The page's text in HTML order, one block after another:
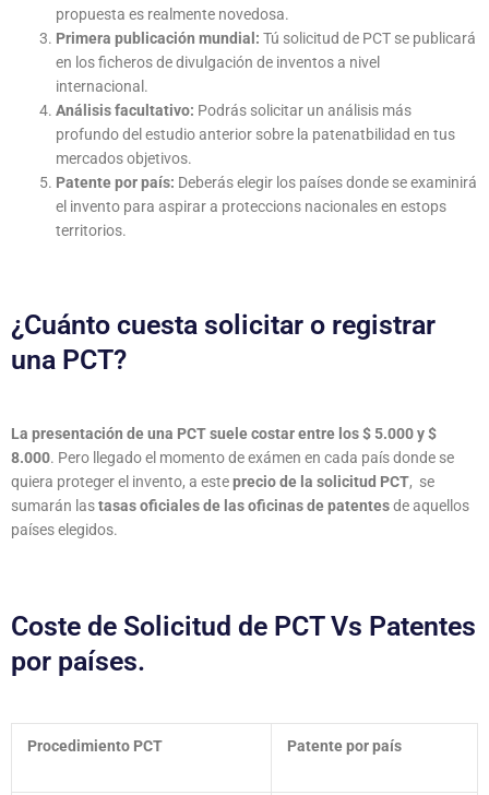
propuesta es realmente novedosa.
Primera publicación mundial: Tú solicitud de PCT se publicará
en los ficheros de divulgación de inventos a nivel
internacional.
Análisis facultativo: Podrás solicitar un análisis más
profundo del estudio anterior sobre la patenatbilidad en tus
mercados objetivos.
Patente por país: Deberás elegir los países donde se examinirá
el invento para aspirar a proteccions nacionales en estops
territorios.
¿Cuánto cuesta solicitar o registrar
una PCT?
La presentación de una PCT suele costar entre los $ 5.000 y $
8.000. Pero llegado el momento de exámen en cada país donde se
quiera proteger el invento, a esteprecio de la solicitud PCT, se
sumarán lastasas oficiales de las oficinas de patentesde aquellos
países elegidos.
Coste de Solicitud de PCT Vs Patentes
por países.
Procedimiento PCT Patente por país